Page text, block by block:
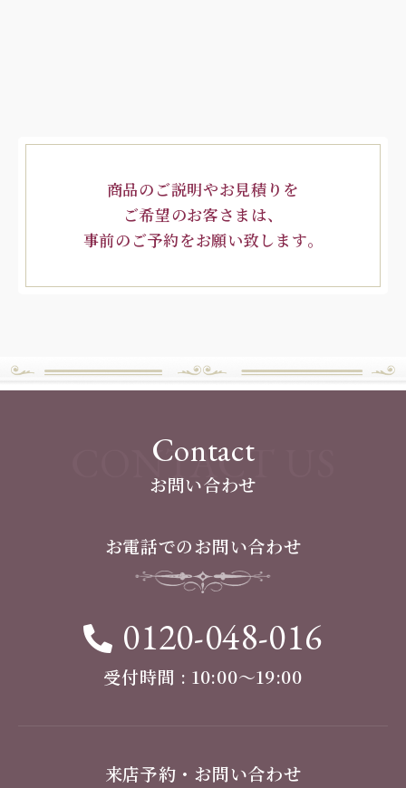
商品のご説明やお見積りを
ご希望のお客さまは、
事前のご予約をお願い致します。
Contact
お問い合わせ
CONTACT US
お電話でのお問い合わせ
0120-048-016
受付時間 : 10:00〜19:00
来店予約・お問い合わせ